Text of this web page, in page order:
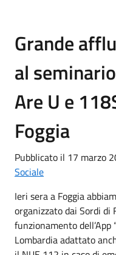
Grande
al
Are U e
Foggia
Pubblicato il 17 marzo
Sociale
Ieri sera a Foggia
organizzato dai Sordi di
funzionamento dell’App
Lombardia adattato